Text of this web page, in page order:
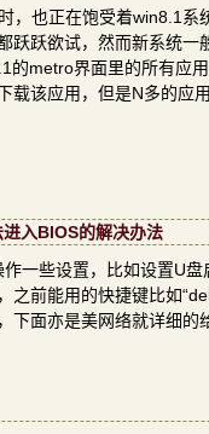
，也正在饱受着win8.1
跃跃欲试，然而新系统
的metro界面里的所有应
载该应用，但是N多的
入BIOS的解决办法
一些设置，比如设置U
之前能用的快捷键比如
下面亦是美网络就详细